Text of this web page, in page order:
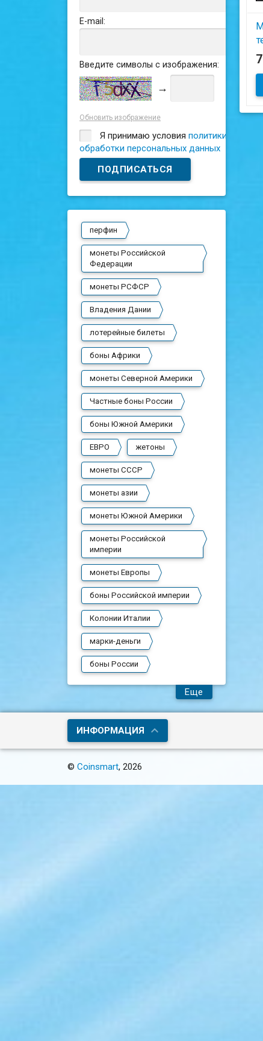
E-mail:
Введите символы с изображения:
→
Обновить изображение
Я принимаю условияполитики
обработки персональных данных
перфин
монеты Российской
Федерации
монеты РСФСР
Владения Дании
лотерейные билеты
боны Африки
монеты Северной Америки
Частные боны России
боны Южной Америки
ЕВРО жетоны
монеты СССР
монеты азии
монеты Южной Америки
монеты Российской
империи
монеты Европы
боны Российской империи
Колонии Италии
марки-деньги
боны России
Еще
ИНФОРМАЦИЯ
©Coinsmart, 2026